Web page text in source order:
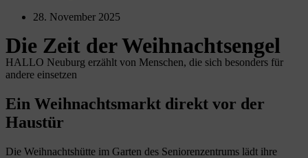
28. November 2025
Die Zeit der Weihnachtsengel
HALLO Neuburg erzählt von Menschen, die sich besonders für
andere einsetzen
Ein Weihnachtsmarkt direkt vor der
Haustür
Die Weihnachtshütte im Garten des Senioren­zentrums lädt ihre